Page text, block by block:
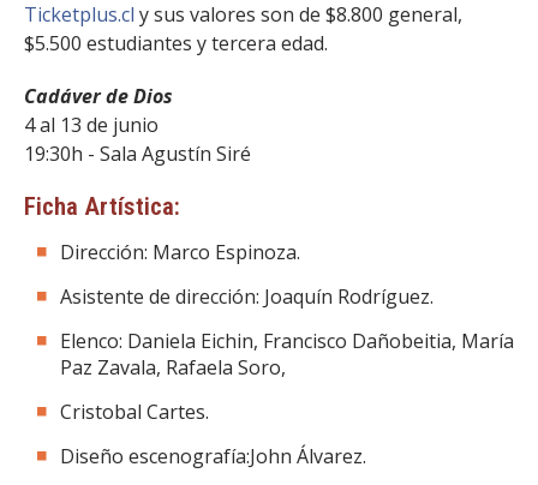
Ticketplus.cl y sus valores son de $8.800 general,
$5.500 estudiantes y tercera edad.
Cadáver de Dios
4 al 13 de junio
19:30h - Sala Agustín Siré
Ficha Artística:
Dirección: Marco Espinoza.
Asistente de dirección: Joaquín Rodríguez.
Elenco: Daniela Eichin, Francisco Dañobeitia, María
Paz Zavala, Rafaela Soro,
Cristobal Cartes.
Diseño escenografía:John Álvarez.